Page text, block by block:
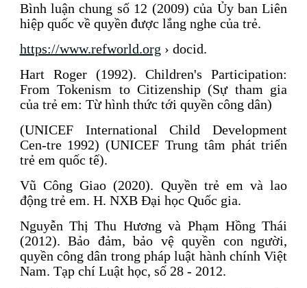
Bình luận chung số 12 (2009) của Ủy ban Liên
hiệp quốc về quyền được lắng nghe của trẻ.
https://www.refworld.org › docid.
Hart Roger (1992). Children's Participation:
From Tokenism to Citizenship (Sự tham gia
của trẻ em: Từ hình thức tới quyền công dân)
(UNICEF International Child Development
Cen-tre 1992) (UNICEF Trung tâm phát triển
trẻ em quốc tế).
Vũ Công Giao (2020). Quyền trẻ em và lao
động trẻ em. H. NXB Đại học Quốc gia.
Nguyễn Thị Thu Hương và Phạm Hồng Thái
(2012). Bảo đảm, bảo vệ quyền con người,
quyền công dân trong pháp luật hành chính Việt
Nam. Tạp chí Luật học, số 28 - 2012.